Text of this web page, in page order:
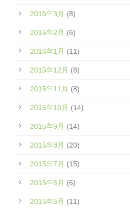
2016年3月 (8)
2016年2月 (6)
2016年1月 (11)
2015年12月 (8)
2015年11月 (8)
2015年10月 (14)
2015年9月 (14)
2015年8月 (20)
2015年7月 (15)
2015年6月 (6)
2015年5月 (11)